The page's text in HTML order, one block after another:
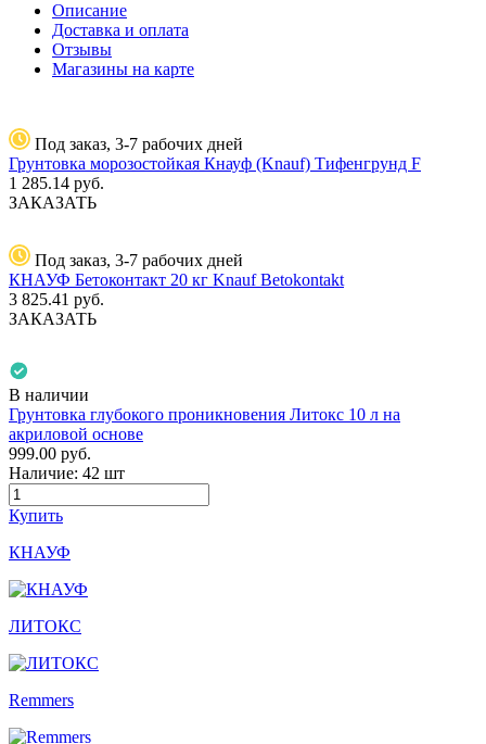
Описание
Доставка и оплата
Отзывы
Магазины на карте
Под заказ, 3-7 рабочих дней
Грунтовка морозостойкая Кнауф (Knauf) Тифенгрунд F
1 285.14 руб.
ЗАКАЗАТЬ
Под заказ, 3-7 рабочих дней
КНАУФ Бетоконтакт 20 кг Knauf Betokontakt
3 825.41 руб.
ЗАКАЗАТЬ
В наличии
Грунтовка глубокого проникновения Литокс 10 л на
акриловой основе
999.00 руб.
Наличие: 42 шт
Купить
КНАУФ
ЛИТОКС
Remmers